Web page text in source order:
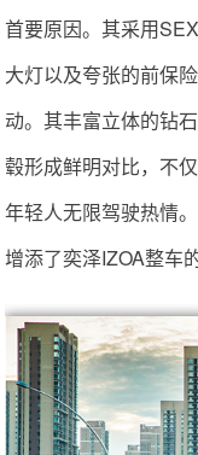
首要原因。其采用
大灯以及夸张的前保
动。其丰富立体的钻
毂形成鲜明对比，不
年轻人无限驾驶热情
增添了奕泽IZOA整车